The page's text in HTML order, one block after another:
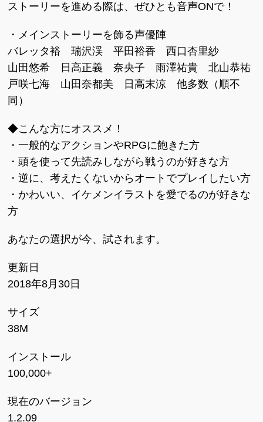
ストーリーを進める際は、ぜひとも音声ONで！
・メインストーリーを飾る声優陣
バレッタ裕 瑞沢渓 平田裕香 西口杏里紗
山田悠希 日高正義 奈央子 雨澤祐貴 北山恭祐
戸咲七海 山田奈都美 日高末涼 他多数（順不
同）
◆こんな方にオススメ！
・一般的なアクションやRPGに飽きた方
・頭を使って先読みしながら戦うのが好きな方
・逆に、考えたくないからオートでプレイしたい方
・かわいい、イケメンイラストを愛でるのが好きな
方
あなたの選択が今、試されます。
更新日
2018年8月30日
サイズ
38M
インストール
100,000+
現在のバージョン
1.2.09